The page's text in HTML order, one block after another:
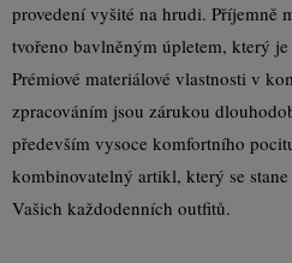
provedení vyšité na hrudi. Příjemně
tvořeno bavlněným úpletem, který
Prémiové materiálové vlastnosti v
zpracováním jsou zárukou
především vysoce komfortního
kombinovatelný artikl, který se
Vašich každodenních outfitů.